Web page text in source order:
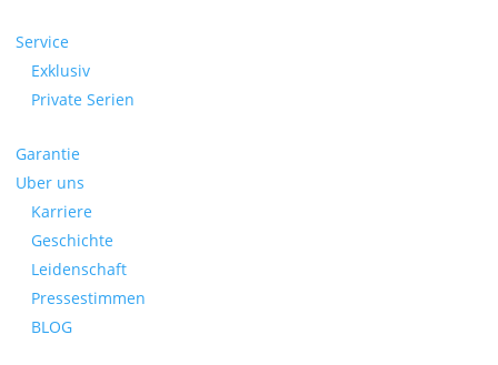
Service
Exklusiv
Private Serien
Garantie
Uber uns
Karriere
Geschichte
Leidenschaft
Pressestimmen
BLOG